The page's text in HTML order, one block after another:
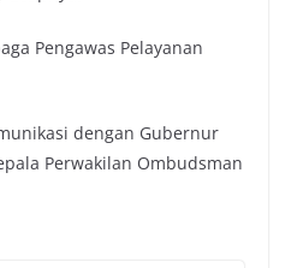
Pengawas Pelayanan
dengan Gubernur
Perwakilan Ombudsman